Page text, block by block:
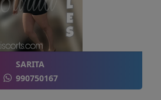
SARITA
990750167